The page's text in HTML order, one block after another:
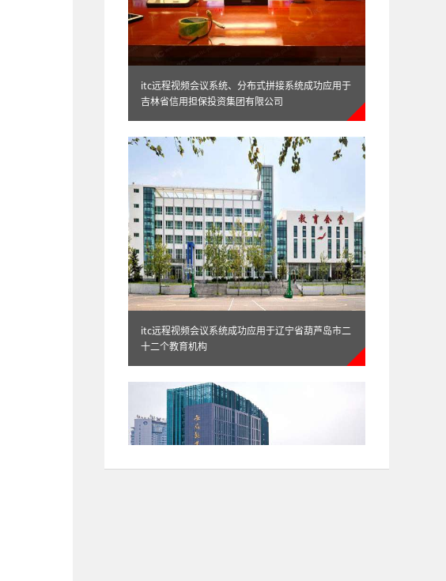
itc-高清视频会议通讯系统
itc远程视频会议系统、分布式拼接系统成功应用于
吉林省信用担保投资集团有限公司
itc远程视频会议系统成功应用于辽宁省葫芦岛市二
十二个教育机构